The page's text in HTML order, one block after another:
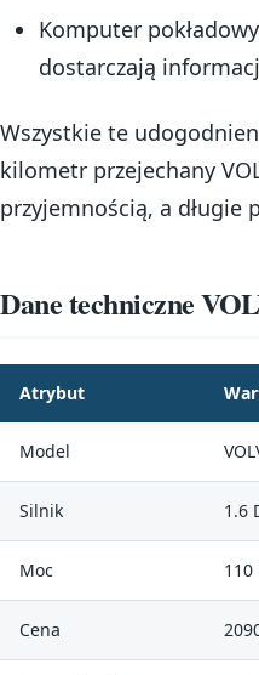
Komputer
dostarczają
Wszystkie te
kilometr przejechany
przyjemnością, a długie
Dane techniczne
Atrybut
Model
Silnik 1.6
Moc 110
Cena